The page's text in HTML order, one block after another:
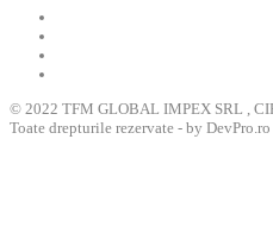
© 2022 TFM GLOBAL IMPEX SRL ,
Toate drepturile rezervate - by DevPro.ro